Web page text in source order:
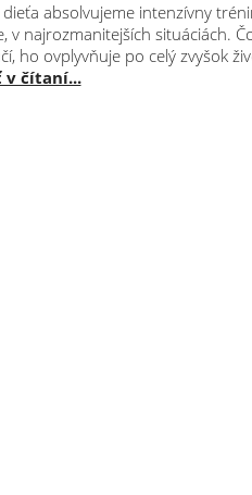
dieťa absolvujeme intenzívny
v najrozmanitejších situáciách.
ho ovplyvňuje po celý zvyšok
v čítaní...